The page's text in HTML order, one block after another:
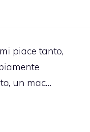
piace tanto,
un mac…